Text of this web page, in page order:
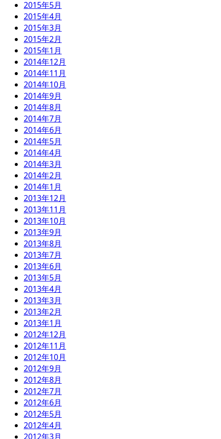
2015年5月
2015年4月
2015年3月
2015年2月
2015年1月
2014年12月
2014年11月
2014年10月
2014年9月
2014年8月
2014年7月
2014年6月
2014年5月
2014年4月
2014年3月
2014年2月
2014年1月
2013年12月
2013年11月
2013年10月
2013年9月
2013年8月
2013年7月
2013年6月
2013年5月
2013年4月
2013年3月
2013年2月
2013年1月
2012年12月
2012年11月
2012年10月
2012年9月
2012年8月
2012年7月
2012年6月
2012年5月
2012年4月
2012年3月